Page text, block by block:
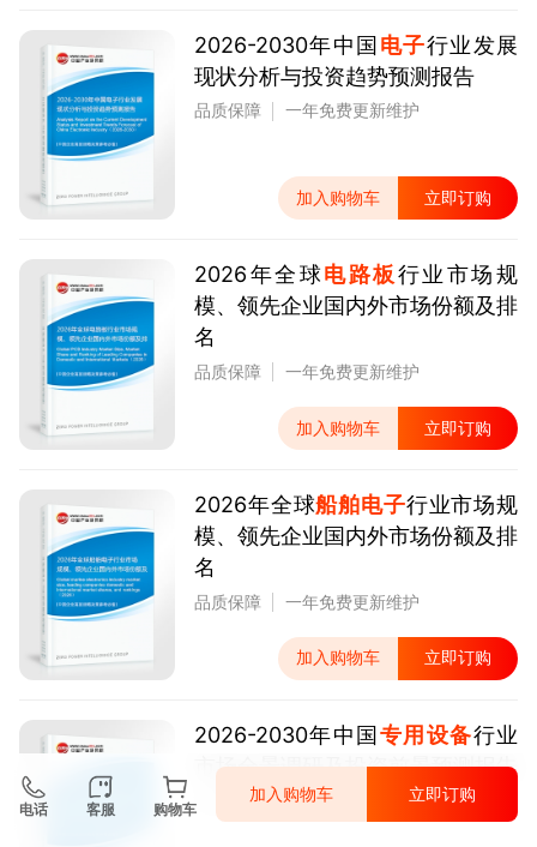
2026-2030年中国电子行业发展
现状分析与投资趋势预测报告
品质保障 一年免费更新维护
加入购物车 立即订购
2026年全球电路板行业市场规
模、领先企业国内外市场份额及排
名
品质保障 一年免费更新维护
加入购物车 立即订购
2026年全球船舶电子行业市场规
模、领先企业国内外市场份额及排
名
品质保障 一年免费更新维护
加入购物车 立即订购
2026-2030年中国专用设备行业
市场全景调研及投资前景预测报告
品质保障 一年免费更新维护
电话 客服 购物车
加入购物车 立即订购